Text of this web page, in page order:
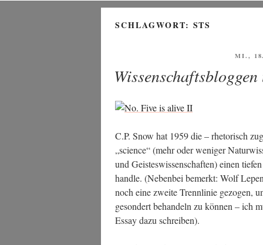
SCHLAGWORT: STS
MI.,
C.P. Snow hat 1959 die – rhe­to­risch
„sci­ence“ (mehr oder weni­ger
und Geis­tes­wis­sen­schaf­ten) einen
hand­le. (Neben­bei bemerkt: Wolf
noch eine zwei­te Trenn­li­nie gezo­gen,
geson­dert behan­deln zu kön­nen – ich
Essay dazu schreiben).